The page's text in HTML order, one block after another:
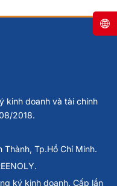
kinh doanh và tài chính
2018.
Tp.Hồ Chí Minh.
ký kinh doanh. Cấp lần